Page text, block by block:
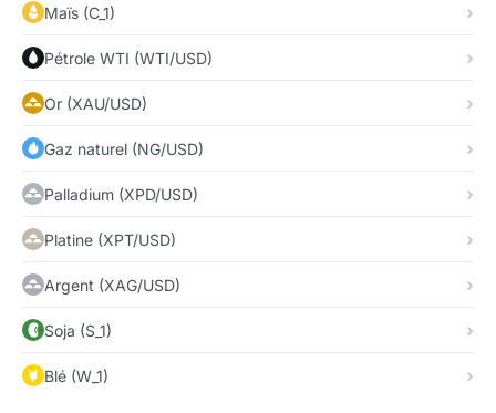
Maïs (C_1)
Pétrole WTI (WTI/USD)
Or (XAU/USD)
Gaz naturel (NG/USD)
Palladium (XPD/USD)
Platine (XPT/USD)
Argent (XAG/USD)
Soja (S_1)
Blé (W_1)